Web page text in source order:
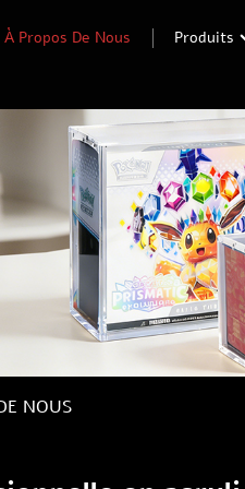
À Propos De Nous Produits
NOUS